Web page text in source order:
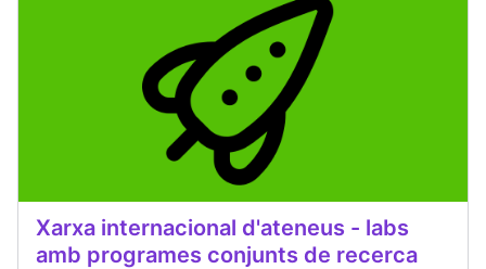
Xarxa internacional d'ateneus - labs
amb programes conjunts de recerca